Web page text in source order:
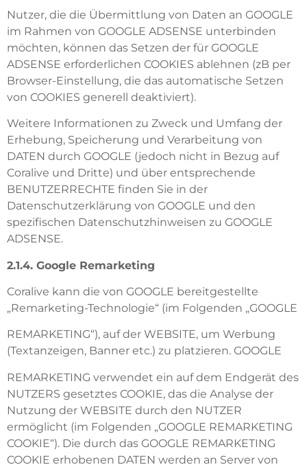
Nutzer, die die Übermittlung von Daten an GOOGLE
im Rahmen von GOOGLE ADSENSE unterbinden
möchten, können das Setzen der für GOOGLE
ADSENSE erforderlichen COOKIES ablehnen (zB per
Browser-Einstellung, die das automatische Setzen
von COOKIES generell deaktiviert).
Weitere Informationen zu Zweck und Umfang der
Erhebung, Speicherung und Verarbeitung von
DATEN durch GOOGLE (jedoch nicht in Bezug auf
Coralive und Dritte) und über entsprechende
BENUTZERRECHTE finden Sie in der
Datenschutzerklärung von GOOGLE und den
spezifischen Datenschutzhinweisen zu GOOGLE
ADSENSE.
2.1.4. Google Remarketing
Coralive kann die von GOOGLE bereitgestellte
„Remarketing-Technologie“ (im Folgenden „GOOGLE
REMARKETING“), auf der WEBSITE, um Werbung
(Textanzeigen, Banner etc.) zu platzieren. GOOGLE
REMARKETING verwendet ein auf dem Endgerät des
NUTZERS gesetztes COOKIE, das die Analyse der
Nutzung der WEBSITE durch den NUTZER
ermöglicht (im Folgenden „GOOGLE REMARKETING
COOKIE“). Die durch das GOOGLE REMARKETING
COOKIE erhobenen DATEN werden an Server von